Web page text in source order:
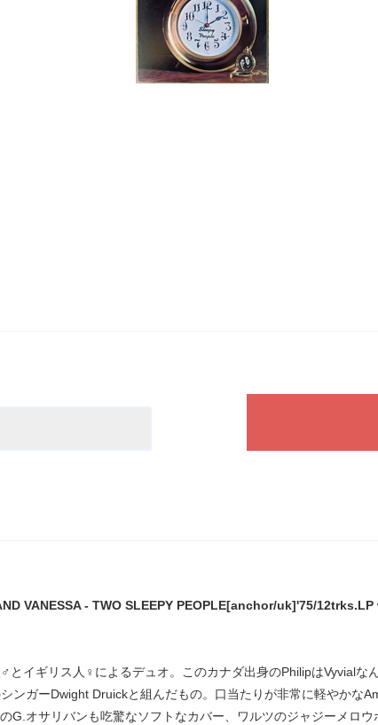
VANESSA - TWO SLEEPY PEOPLE[anchor/uk]'75/
とイギリス人♀によるデュオ。このカナダ出身のPhilipはVyvial
ンガーDwight Druickと組んだもの。口当たりが非常に軽やかな
G.オサリバンも吃驚なソフトなカバー、ワルツのジャジーメロ